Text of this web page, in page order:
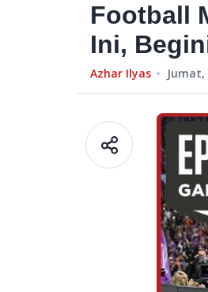
Football
Ini,
Azhar Ilyas Jumat,